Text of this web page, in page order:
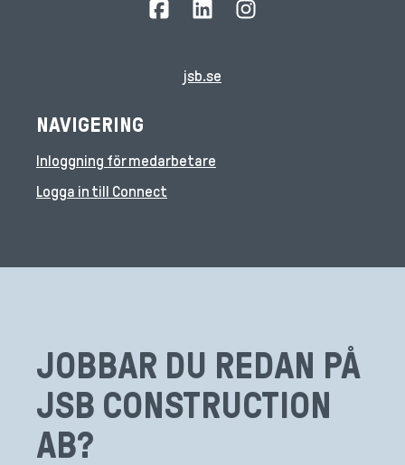
jsb.se
Inloggning för medarbetare
Logga in till Connect
JOBBAR DU REDAN PÅ
JSB CONSTRUCTION
AB?